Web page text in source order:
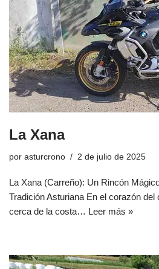
La Xana
por asturcrono 2 de julio de 2025
La Xana (Carreño): Un Rincón
Tradición Asturiana En el corazón
cerca de la costa… Leer más »